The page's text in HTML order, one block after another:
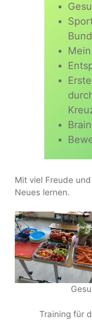
Mit viel Freude
Neues lernen.
Training für